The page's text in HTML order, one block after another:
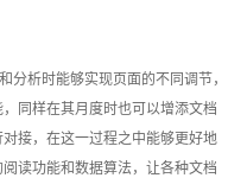
分析时能够实现页面的不同调节，
同样在其月度时也可以增添文档
接，在这一过程之中能够更好地
读功能和数据算法，让各种文档